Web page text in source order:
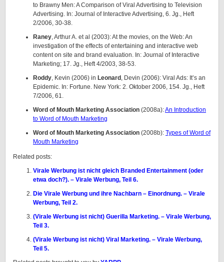
to Brawny Men: A Comparison of Viral Advertising to Television
Advertising. In: Journal of Interactive Advertising, 6. Jg., Heft
2/2006, 30-38.
Raney, Arthur A. et al (2003): At the movies, on the Web: An
investigation of the effects of entertaining and interactive web
content on site and brand evaluation. In: Journal of Interactive
Marketing; 17. Jg., Heft 4/2003, 38-53.
Roddy, Kevin (2006) in Leonard , Devin (2006): Viral Ads: It’s an
Epidemic. In: Fortune. New York: 2. Oktober 2006, 154. Jg., Heft
7/2006, 61.
Word of Mouth Marketing Association (2008a):An Introduction
to Word of Mouth Marketing
Word of Mouth Marketing Association (2008b): Types of Word of
Mouth Marketing
Related posts:
Virale Werbung ist nicht gleich Branded Entertainment (oder
etwa doch?). – Virale Werbung, Teil 6.
Die Virale Werbung und ihre Nachbarn – Einordnung. – Virale
Werbung, Teil 2.
(Virale Werbung ist nicht) Guerilla Marketing. – Virale Werbung,
Teil 3.
(Virale Werbung ist nicht) Viral Marketing. – Virale Werbung,
Teil 5.